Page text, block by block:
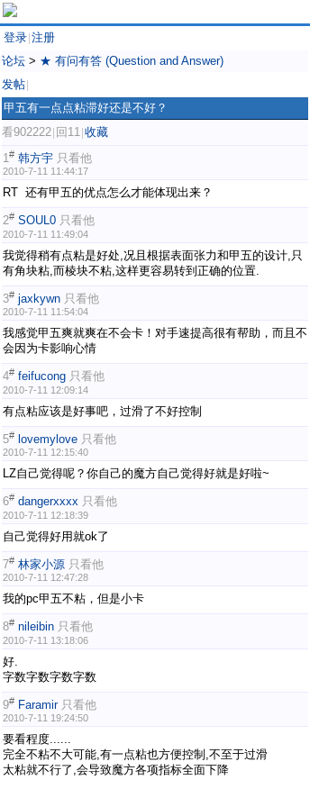
登录 注册
论坛 > ★ 有问有答 (Question and Answer)
发帖
甲五有一点点粘滞好还是不好？
看902222 回11 收藏
1# 韩方宇 只看他
2010-7-11 11:44:17
RT 还有甲五的优点怎么才能体现出来？
2# SOUL0 只看他
2010-7-11 11:49:04
我觉得稍有点粘是好处,况且根据表面张力和甲五的设计,只
有角块粘,而棱块不粘,这样更容易转到正确的位置.
3# jaxkywn 只看他
2010-7-11 11:54:04
我感觉甲五爽就爽在不会卡！对手速提高很有帮助，而且不
会因为卡影响心情
4# feifucong 只看他
2010-7-11 12:09:14
有点粘应该是好事吧，过滑了不好控制
5# lovemylove 只看他
2010-7-11 12:15:40
LZ自己觉得呢？你自己的魔方自己觉得好就是好啦~
6# dangerxxxx 只看他
2010-7-11 12:18:39
自己觉得好用就ok了
7# 林家小源 只看他
2010-7-11 12:47:28
我的pc甲五不粘，但是小卡
8# nileibin 只看他
2010-7-11 13:18:06
好.
字数字数字数字数
9# Faramir 只看他
2010-7-11 19:24:50
要看程度......
完全不粘不大可能,有一点粘也方便控制,不至于过滑
太粘就不行了,会导致魔方各项指标全面下降